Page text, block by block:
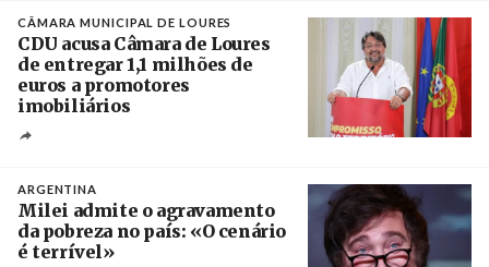
CÂMARA MUNICIPAL DE LOURES
CDU acusa Câmara de Loures
de entregar 1,1 milhões de
euros a promotores
imobiliários
ARGENTINA
Milei admite o agravamento
da pobreza no país: «O cenário
é terrível»